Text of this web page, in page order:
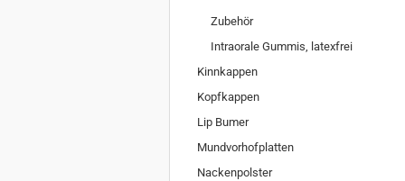
Zubehör
Intraorale Gummis, latexfrei
Kinnkappen
Kopfkappen
Lip Bumer
Mundvorhofplatten
Nackenpolster